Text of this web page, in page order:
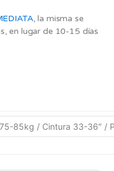
, la misma se
en lugar de 10-15 días